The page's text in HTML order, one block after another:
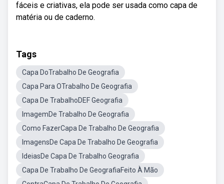
fáceis e criativas, ela pode ser usada como capa de
matéria ou de caderno.
Tags
Capa DoTrabalho De Geografia
Capa Para OTrabalho De Geografia
Capa De TrabalhoDEF Geografia
ImagemDe Trabalho De Geografia
Como FazerCapa De Trabalho De Geografia
ImagensDe Capa De Trabalho De Geografia
IdeiasDe Capa De Trabalho Geografia
Capa De Trabalho De GeografiaFeito À Mão